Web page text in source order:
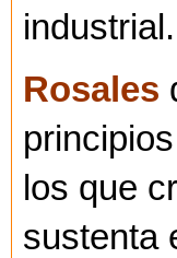
industrial.
Rosales
los que
sustenta